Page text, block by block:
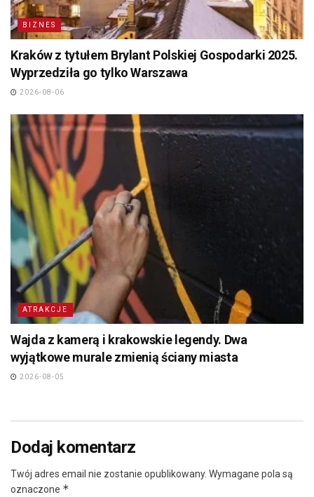
BIZNES
Kraków z tytułem Brylant Polskiej Gospodarki 2025.
Wyprzedziła go tylko Warszawa
2026-08-06
ATRAKCJE
Wajda z kamerą i krakowskie legendy. Dwa
wyjątkowe murale zmienią ściany miasta
2026-08-05
Dodaj komentarz
Twój adres email nie zostanie opublikowany. Wymagane pola są
oznaczone *